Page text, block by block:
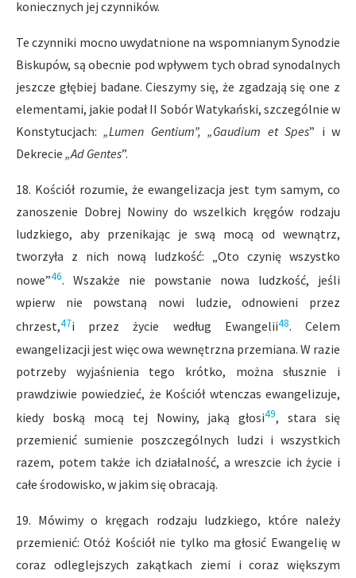
koniecznych jej czynników.
Te czynniki mocno uwydatnione na wspomnianym Synodzie
Biskupów, są obecnie pod wpływem tych obrad synodalnych
jeszcze głębiej badane. Cieszymy się, że zgadzają się one z
elementami, jakie podał II Sobór Watykański, szczególnie w
Konstytucjach:„Lumen Gentium”, „Gaudium et Spes” i w
Dekrecie „Ad Gentes”.
18. Kościół rozumie, że ewangelizacja jest tym samym, co
zanoszenie Dobrej Nowiny do wszelkich kręgów rodzaju
ludzkiego, aby przenikając je swą mocą od wewnątrz,
tworzyła z nich nową ludzkość: „Oto czynię wszystko
nowe”46. Wszakże nie powstanie nowa ludzkość, jeśli
wpierw nie powstaną nowi ludzie, odnowieni przez
chrzest,47i przez życie według Ewangelii48. Celem
ewangelizacji jest więc owa wewnętrzna przemiana. W razie
potrzeby wyjaśnienia tego krótko, można słusznie i
prawdziwie powiedzieć, że Kościół wtenczas ewangelizuje,
kiedy boską mocą tej Nowiny, jaką głosi49, stara się
przemienić sumienie poszczególnych ludzi i wszystkich
razem, potem także ich działalność, a wreszcie ich życie i
całe środowisko, w jakim się obracają.
19. Mówimy o kręgach rodzaju ludzkiego, które należy
przemienić: Otóż Kościół nie tylko ma głosić Ewangelię w
coraz odleglejszych zakątkach ziemi i coraz większym